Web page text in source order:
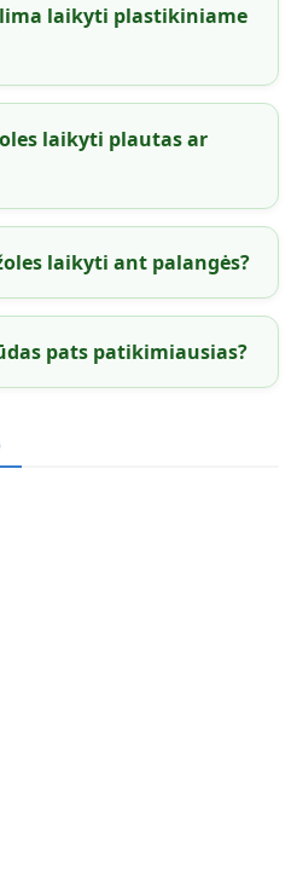
laikyti plastikiniame
laikyti plautas ar
laikyti ant palangės?
pats patikimiausias?